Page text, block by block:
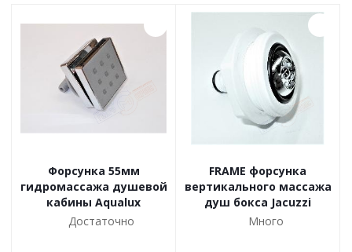
Форсунка 55мм
гидромассажа душевой
кабины Aqualux
Достаточно
FRAME форсунка
вертикального массажа
душ бокса Jacuzzi
Много